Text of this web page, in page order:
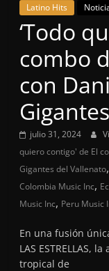
Latino Hits
‘Todo
combo
con
julio 31, 2024
quiero contigo' de El
Gigantes del Vallenato
Colombia Music Inc,
Music Inc, Peru Music
En una fusión
LAS ESTRELLAS,
tropical de